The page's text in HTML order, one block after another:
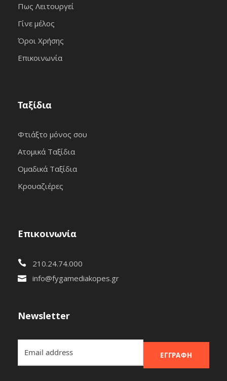
Πως Λειτουργεί
Γίνε μέλος
Όροι Χρήσης
Επικοινωνία
Ταξίδια
Φτιάξτο μόνος σου
Ατομικά Ταξίδια
Ομαδικά Ταξίδια
Κρουαζιέρες
Επικοινωνία
210.24.74.000
info@fygamediakopes.gr
Newsletter
ΕΓΓΡΑΦΉ